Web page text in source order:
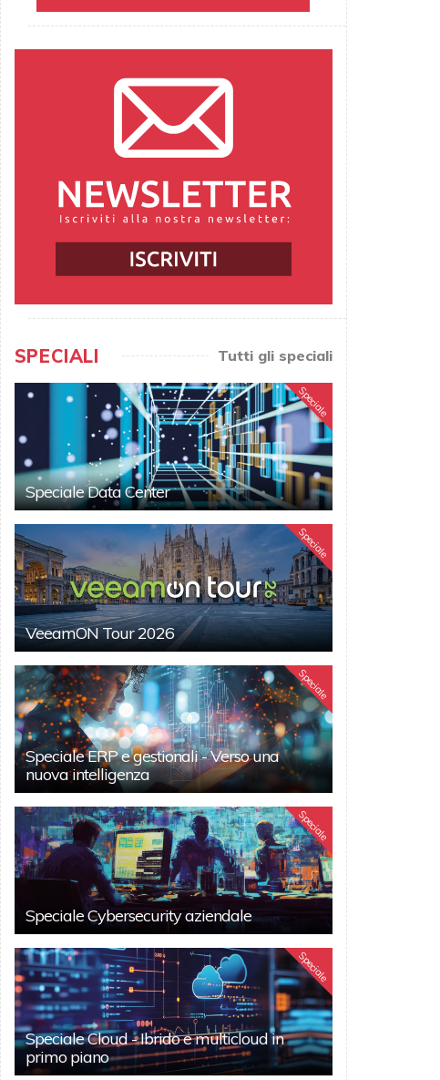
SPECIALI Tutti gli speciali
Speciale
Speciale Data Center
Speciale
VeeamON Tour 2026
Speciale
Speciale ERP e gestionali - Verso una
nuova intelligenza
Speciale
Speciale Cybersecurity aziendale
Speciale
Speciale Cloud - Ibrido e multicloud in
primo piano